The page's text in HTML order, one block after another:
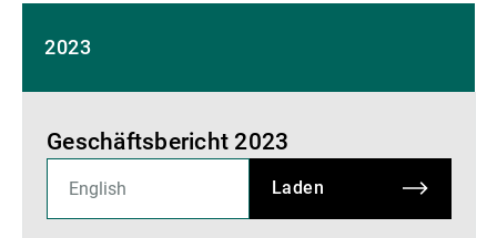
2023
Geschäftsbericht 2023
Laden